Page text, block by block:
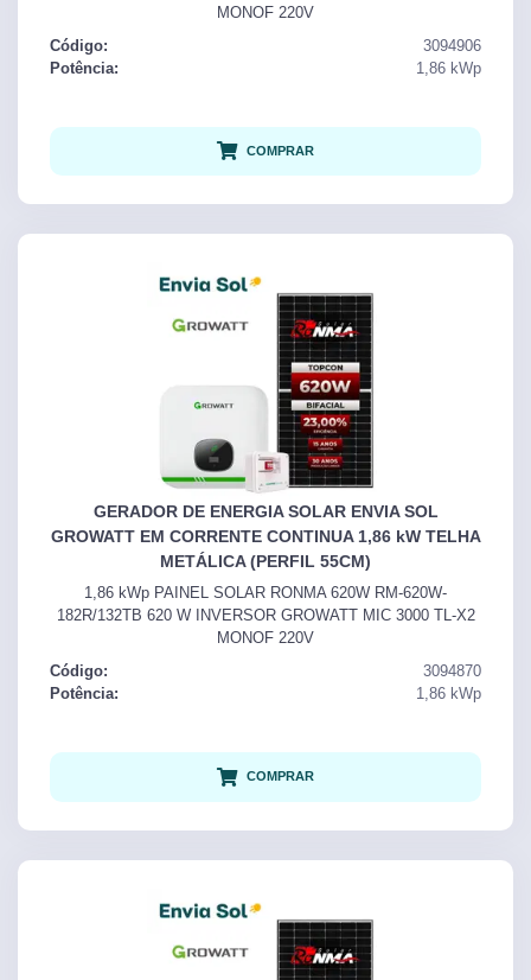
MONOF 220V
Código:
3094906
Potência:
1,86 kWp
COMPRAR
GERADOR DE ENERGIA SOLAR ENVIA SOL
GROWATT EM CORRENTE CONTINUA 1,86 kW TELHA
METÁLICA (PERFIL 55CM)
1,86 kWp PAINEL SOLAR RONMA 620W RM-620W-
182R/132TB 620 W INVERSOR GROWATT MIC 3000 TL-X2
MONOF 220V
Código:
3094870
Potência:
1,86 kWp
COMPRAR